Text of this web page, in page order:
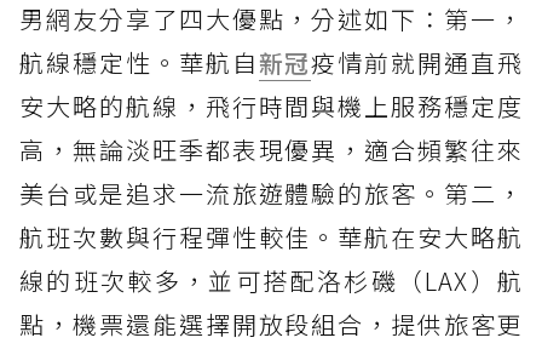
男網友分享了四大優點，分述如下：第一，
航線穩定性。華航自新冠疫情前就開通直飛
安大略的航線，飛行時間與機上服務穩定度
高，無論淡旺季都表現優異，適合頻繁往來
美台或是追求一流旅遊體驗的旅客。第二，
航班次數與行程彈性較佳。華航在安大略航
線的班次較多，並可搭配洛杉磯（LAX）航
點，機票還能選擇開放段組合，提供旅客更